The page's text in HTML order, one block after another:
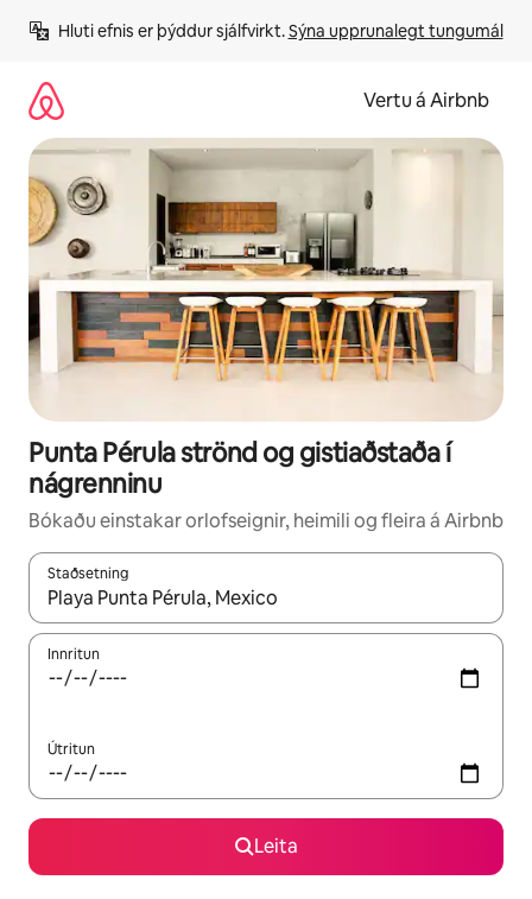
beint
Hluti efnis er þýddur sjálfvirkt. Sýna upprunalegt tungumál
Vertu á Airbnb
Punta Pérula strönd og gistiaðstaða í
nágrenninu
Bókaðu einstakar orlofseignir, heimili og fleira á Airbnb
Staðsetning
Þegar niðurstöður liggja fyrir skaltu nota upp og niður
Innritun
Útritun
Leita